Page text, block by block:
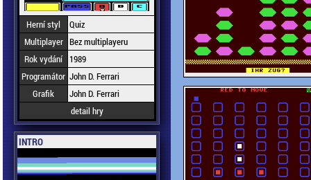
Herní styl
Quiz
Multiplayer Bez multiplayeru
Rok vydání
1989
Programátor John D. Ferrari
Grafik
John D. Ferrari
detail hry
INTRO